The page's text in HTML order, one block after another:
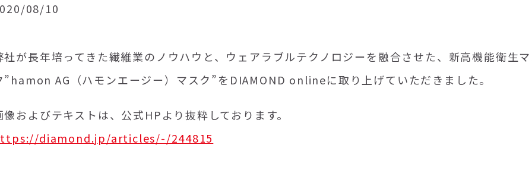
08/10
社が長年培ってきた繊維業のノウハウと、ウェアラブルテクノロジーを融合させた、新高機能衛生
”hamon AG（ハモンエージー）マスク”を DIAMOND onlineに取り上げていただきました。
像およびテキストは、公式HPより抜粋しております。
diamond.jp/articles/-/244815